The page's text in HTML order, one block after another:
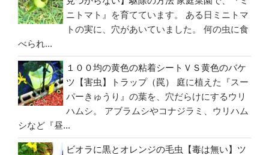
ニトマト』を育てています。 ある日ミニトマ
トの実に、穴があいていました。 何の虫に食
べられ...
１００均の黄色の粘着シートＶＳ黄色のバケ
ツ【害虫】トラップ（罠）
庭に植えた『スー
パーきゅうり』の葉を、穴だらけにするウリ
ハムシ。 アブラムシやコナジラミ、ウリハム
シなど『昼...
ビオラに黒とオレンジの毛虫【毒は無い】ツ